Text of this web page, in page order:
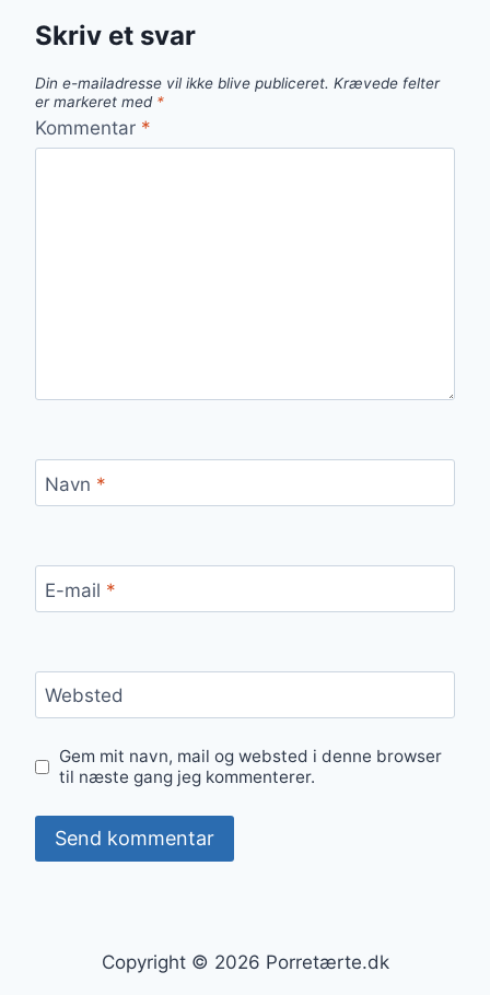
Skriv et svar
Din e-mailadresse vil ikke blive publiceret. Krævede felter
er markeret med *
Kommentar *
Navn *
E-mail *
Websted
Gem mit navn, mail og websted i denne browser
til næste gang jeg kommenterer.
Copyright © 2026 Porretærte.dk